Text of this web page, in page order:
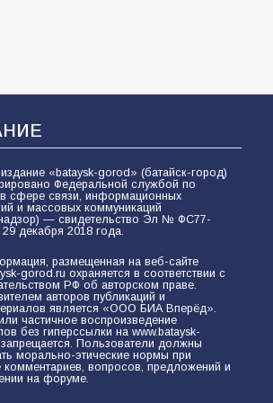
«bataysk-gorod» (батайск-город)
Федеральной службой по
сфере связи, информационных
и массовых коммуникаций
— свидетельство Эл № ФС77-
29 декабря 2018 года.
размещенная на веб-сайте
gorod.ru охраняется в соответствии с
РФ об авторском праве.
авторов публикаций и
является «ООО БИА Вперёд».
частичное воспроизведение
без гиперссылки на www.bataysk-
Пользователи должны
морально-этические нормы при
комментариев, вопросов, предложений и
на форуме.